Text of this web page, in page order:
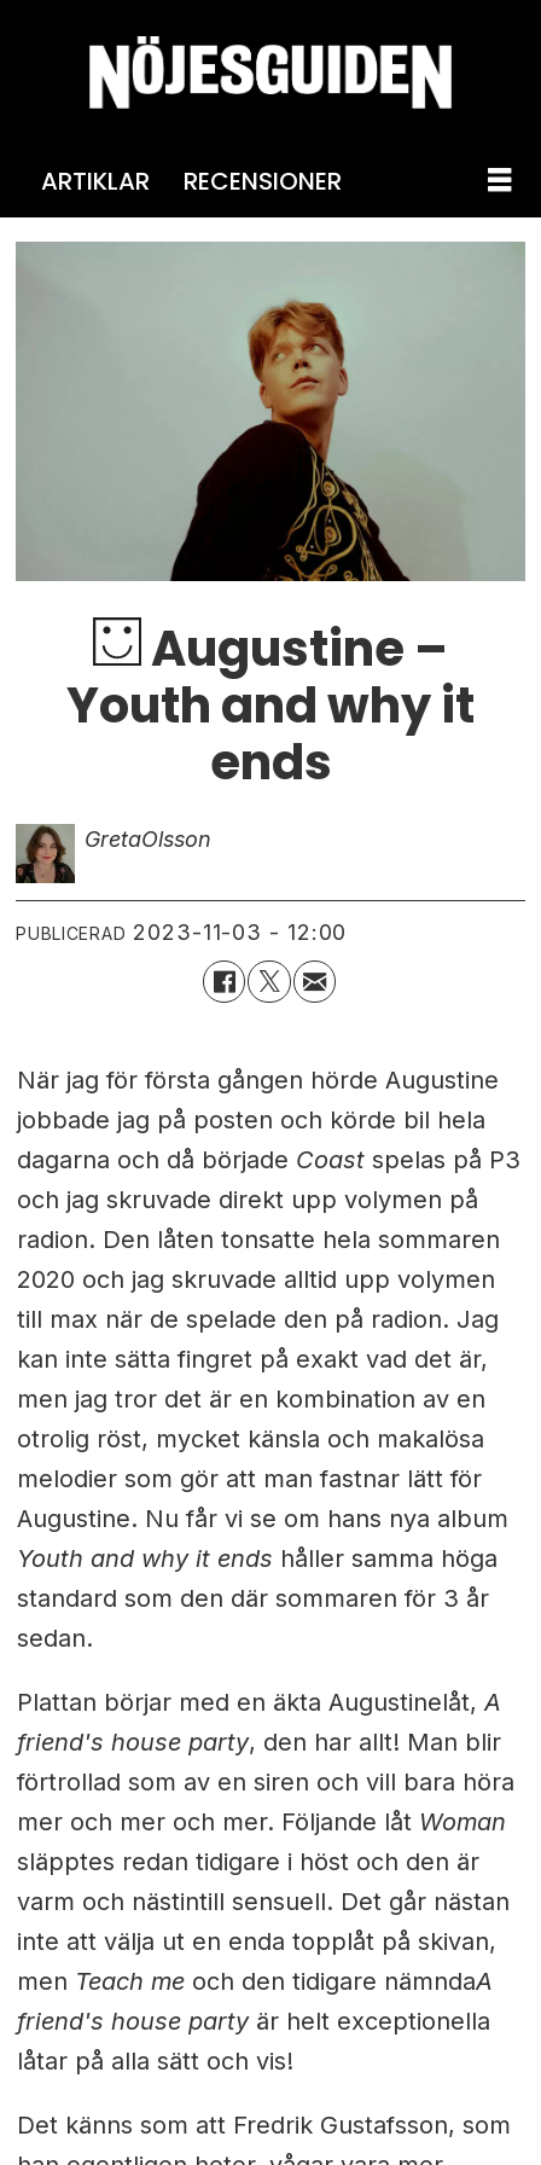
ARTIKLAR RECENSIONER
Augustine –
Youth and why it
ends
GretaOlsson
PUBLICERAD 2023-11-03 - 12:00
När jag för första gången hörde Augustine
jobbade jag på posten och körde bil hela
dagarna och då började Coast spelas på P3
och jag skruvade direkt upp volymen på
radion. Den låten tonsatte hela sommaren
2020 och jag skruvade alltid upp volymen
till max när de spelade den på radion. Jag
kan inte sätta fingret på exakt vad det är,
men jag tror det är en kombination av en
otrolig röst, mycket känsla och makalösa
melodier som gör att man fastnar lätt för
Augustine. Nu får vi se om hans nya album
Youth and why it ends håller samma höga
standard som den där sommaren för 3 år
sedan.
Plattan börjar med en äkta Augustinelåt,A
friend's house party, den har allt! Man blir
förtrollad som av en siren och vill bara höra
mer och mer och mer. Följande låt Woman
släpptes redan tidigare i höst och den är
varm och nästintill sensuell. Det går nästan
inte att välja ut en enda topplåt på skivan,
men Teach meoch den tidigare nämndaA
friend's house partyär helt exceptionella
låtar på alla sätt och vis!
Det känns som att Fredrik Gustafsson, som